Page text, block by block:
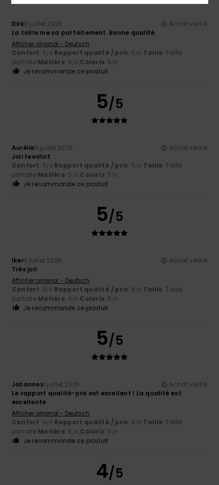
Dirk8 juillet 2026
Achat vérifié
La taille me va parfaitement. Bonne qualité.
Afficher original - Deutsch
Confort: 5/5 Rapport qualité / prix: 5/5 Taille: Taille
parfaite Matière: 5 /5 Coloris: 5 /5
Je recommande ce produit
5/5
Aurélie5 juillet 2026
Achat vérifié
Joli teeshirt
Confort: 5/5 Rapport qualité / prix: 5/5 Taille: Taille
parfaite Matière: 5 /5 Coloris: 5 /5
Je recommande ce produit
5/5
Iker3 juillet 2026
Achat vérifié
Très joli
Afficher original - Deutsch
Confort: 5/5 Rapport qualité / prix: 5/5 Taille: Taille
parfaite Matière: 4 /5 Coloris: 5 /5
Je recommande ce produit
5/5
Johannes1 juillet 2026
Achat vérifié
Le rapport qualité-prix est excellent ! La qualité est
excellente
Afficher original - Deutsch
Confort: 5/5 Rapport qualité / prix: 5/5 Taille: Taille
parfaite Matière: 5 /5 Coloris: 5 /5
Je recommande ce produit
4/5